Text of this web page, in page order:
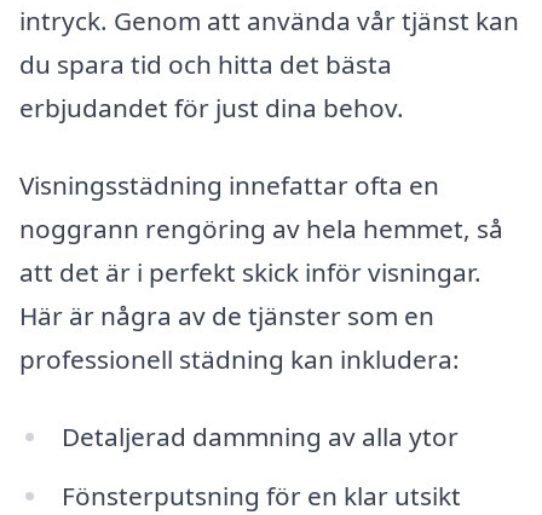
intryck. Genom att använda vår tjänst kan
du spara tid och hitta det bästa
erbjudandet för just dina behov.
Visningsstädning innefattar ofta en
noggrann rengöring av hela hemmet, så
att det är i perfekt skick inför visningar.
Här är några av de tjänster som en
professionell städning kan inkludera:
Detaljerad dammning av alla ytor
Fönsterputsning för en klar utsikt